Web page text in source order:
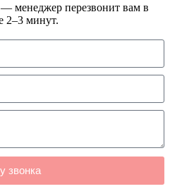
менеджер перезвонит вам в
2–3 минут.
звонка